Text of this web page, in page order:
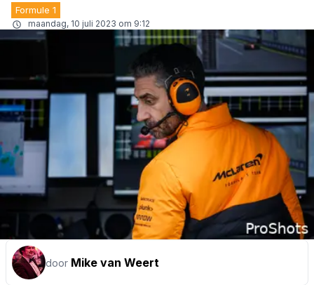
Formule 1
maandag, 10 juli 2023 om 9:12
door Mike van Weert